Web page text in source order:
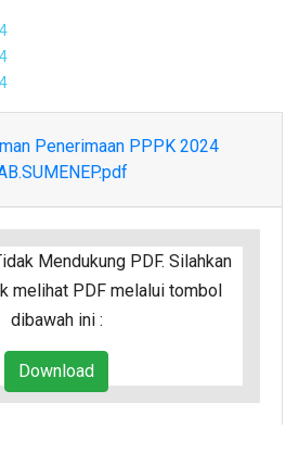
Penerimaan PPPK 2024
Mendukung PDF. Silahkan
melihat PDF melalui tombol
dibawah ini :
Download